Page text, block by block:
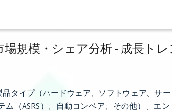
規模・シェア分析 - 成長ト
タイプ（ハードウェア、ソフトウェア、サ
（ASRS）、自動コンベア、その他）、エ